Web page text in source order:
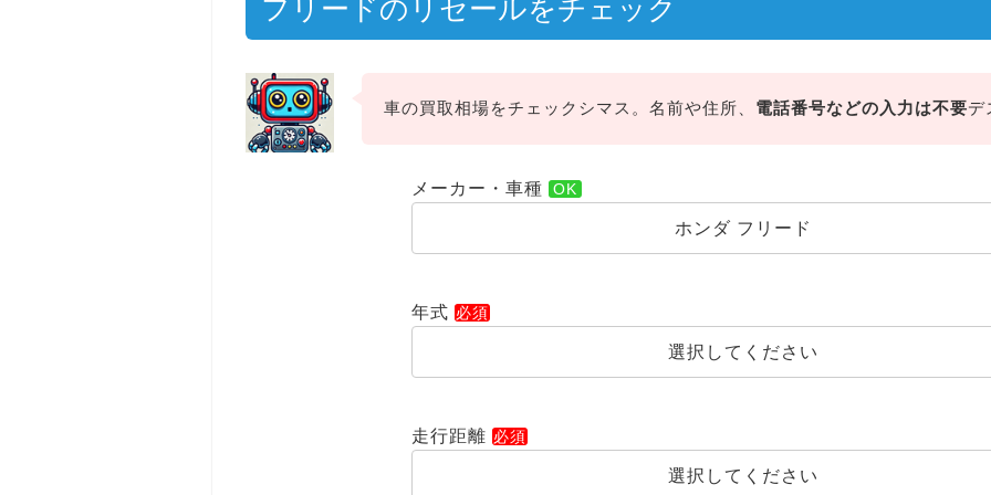
フリードのリセールをチェック
車の買取相場をチェックシマス。名前や住所、 電話番号などの入力は不要デ
メーカー・車種
ホンダ フリード
年式
選択してください
走行距離
選択してください